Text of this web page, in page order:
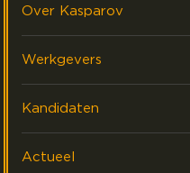
Over Kasparov
FAQ & Contact
Werkgevers
Kandidaten
Actueel